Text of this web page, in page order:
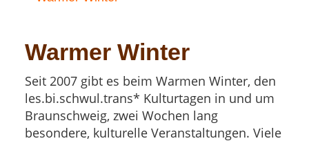
Warmer Winter
Seit 2007 gibt es beim Warmen Winter, den
les.bi.schwul.trans* Kulturtagen in und um
Braunschweig, zwei Wochen lang
besondere, kulturelle Veranstaltungen. Viele